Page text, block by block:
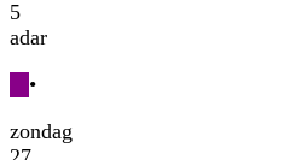
5
adar
•
zondag